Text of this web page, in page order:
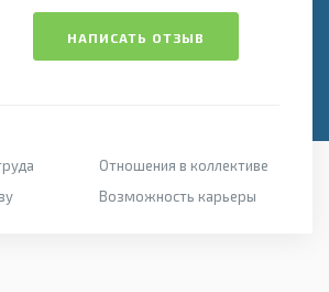
НАПИСАТЬ ОТЗЫВ
Отношения в коллективе
Возможность карьеры